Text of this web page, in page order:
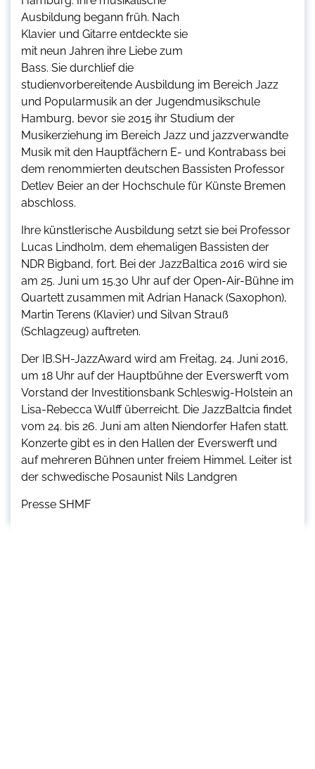
Ausbildung begann früh. Nach
Klavier und Gitarre entdeckte sie
mit neun Jahren ihre Liebe zum
Bass. Sie durchlief die
studienvorbereitende Ausbildung im Bereich Jazz
und Popularmusik an der Jugendmusikschule
Hamburg, bevor sie 2015 ihr Studium der
Musikerziehung im Bereich Jazz und jazzverwandte
Musik mit den Hauptfächern E- und Kontrabass bei
dem renommierten deutschen Bassisten Professor
Detlev Beier an der Hochschule für Künste Bremen
abschloss.
Ihre künstlerische Ausbildung setzt sie bei Professor
Lucas Lindholm, dem ehemaligen Bassisten der
NDR Bigband, fort. Bei der JazzBaltica 2016 wird sie
am 25. Juni um 15.30 Uhr auf der Open-Air-Bühne im
Quartett zusammen mit Adrian Hanack (Saxophon),
Martin Terens (Klavier) und Silvan Strauß
(Schlagzeug) auftreten.
Der IB.SH-JazzAward wird am Freitag, 24. Juni 2016,
um 18 Uhr auf der Hauptbühne der Everswerft vom
Vorstand der Investitionsbank Schleswig-Holstein an
Lisa-Rebecca Wulff überreicht. Die JazzBaltcia findet
vom 24. bis 26. Juni am alten Niendorfer Hafen statt.
Konzerte gibt es in den Hallen der Everswerft und
auf mehreren Bühnen unter freiem Himmel. Leiter ist
der schwedische Posaunist Nils Landgren
Presse SHMF